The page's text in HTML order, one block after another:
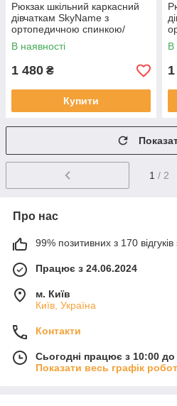
Рюкзак шкільний каркасний
дівчаткам SkyName з
ортопедичною спинкою/
Дівчачій портфель
фіолетовий з єдинорогом для
В наявності
1 480 ₴
Купити
В
1 / 2
Про нас
99% позитивних з 170 відгуків
Працює з 24.06.2024
м. Київ
Київ, Україна
Контакти
Сьогодні працює з 10:00 до
Показати весь графік